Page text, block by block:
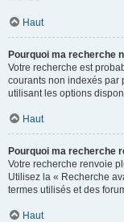
Haut
Pourquoi ma recherche
Votre recherche est
courants non indexés par
utilisant les options
Haut
Pourquoi ma recherche
Votre recherche renvoie
Utilisez la « Recherche
termes utilisés et des
Haut